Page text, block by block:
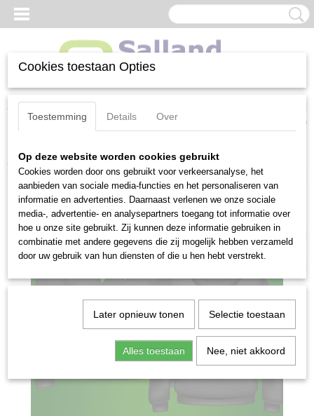
Inloggen Registreren
(0)
Home >Tractor pulling>Hoody Prostock Superstock
NIEUW
Cookies toestaan Opties
Toestemming Details Over
Op deze website worden cookies gebruikt
Cookies worden door ons gebruikt voor verkeersanalyse, het
aanbieden van sociale media-functies en het personaliseren van
informatie en advertenties. Daarnaast verlenen we onze sociale
media-, advertentie- en analysepartners toegang tot informatie over
hoe u onze site gebruikt. Zij kunnen deze informatie gebruiken in
combinatie met andere gegevens die zij mogelijk hebben verzameld
door uw gebruik van hun diensten of die u hen hebt verstrekt.
Later opnieuw tonen Selectie toestaan
Alles toestaan Nee, niet akkoord